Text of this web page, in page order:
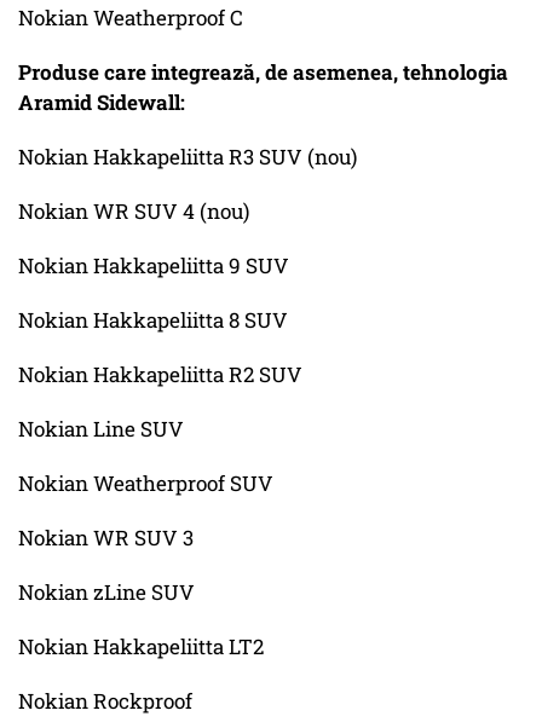
Nokian Weatherproof C
Produse care integrează, de asemenea, tehnologia
Aramid Sidewall:
Nokian Hakkapeliitta R3 SUV (nou)
Nokian WR SUV 4 (nou)
Nokian Hakkapeliitta 9 SUV
Nokian Hakkapeliitta 8 SUV
Nokian Hakkapeliitta R2 SUV
Nokian Line SUV
Nokian Weatherproof SUV
Nokian WR SUV 3
Nokian zLine SUV
Nokian Hakkapeliitta LT2
Nokian Rockproof